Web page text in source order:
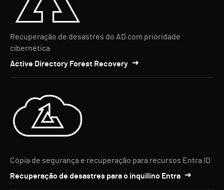
Recuperação de desastres do AD com prioridade
cibernética
Active Directory Forest Recovery
Cópia de segurança e recuperação para recursos Entra ID
Recuperação de desastres para o inquilino Entra